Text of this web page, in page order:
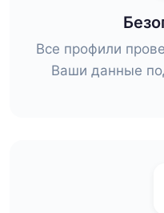
Все профили
Ваши данные